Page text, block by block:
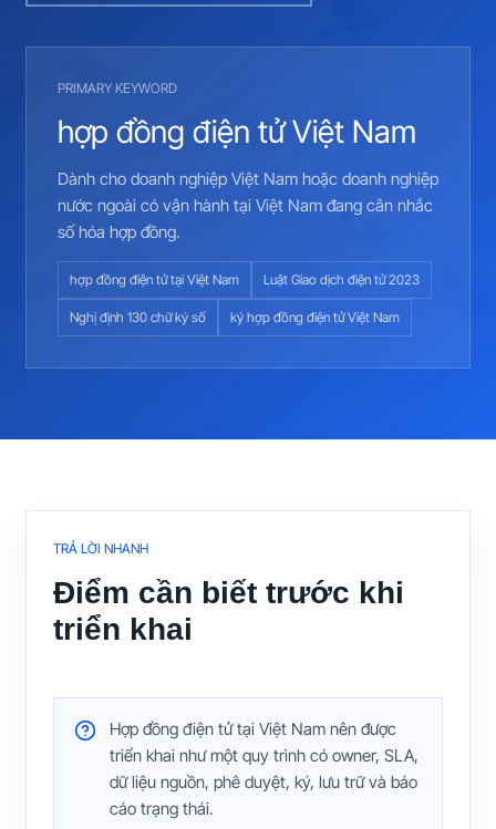
PRIMARY KEYWORD
hợp đồng điện tử Việt Nam
Dành cho doanh nghiệp Việt Nam hoặc doanh nghiệp
nước ngoài có vận hành tại Việt Nam đang cân nhắc
số hóa hợp đồng.
hợp đồng điện tử tại Việt Nam Luật Giao dịch điện tử 2023
Nghị định 130 chữ ký số ký hợp đồng điện tử Việt Nam
TRẢ LỜI NHANH
Điểm cần biết trước khi
triển khai
Hợp đồng điện tử tại Việt Nam nên được
triển khai như một quy trình có owner, SLA,
dữ liệu nguồn, phê duyệt, ký, lưu trữ và báo
cáo trạng thái.